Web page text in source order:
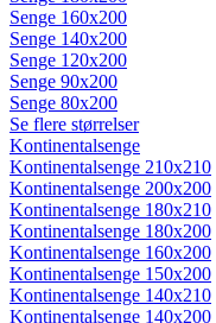
Senge 160x200
Senge 140x200
Senge 120x200
Senge 90x200
Senge 80x200
Se flere størrelser
Kontinentalsenge
Kontinentalsenge 210x210
Kontinentalsenge 200x200
Kontinentalsenge 180x210
Kontinentalsenge 180x200
Kontinentalsenge 160x200
Kontinentalsenge 150x200
Kontinentalsenge 140x210
Kontinentalsenge 140x200